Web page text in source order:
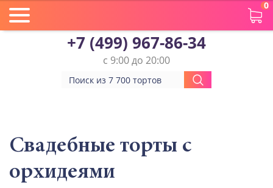
0
+7 (499) 967-86-34
с 9:00 до 20:00
Количество ярусов
Свадебные торты с
орхидеями